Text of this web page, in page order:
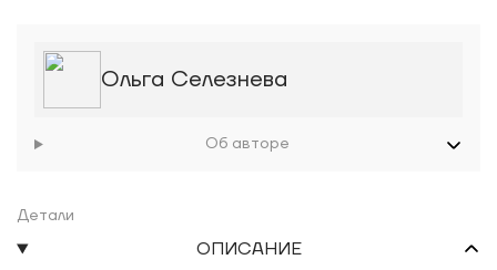
Ольга Селезнева
Об авторе
Детали
ОПИСАНИЕ